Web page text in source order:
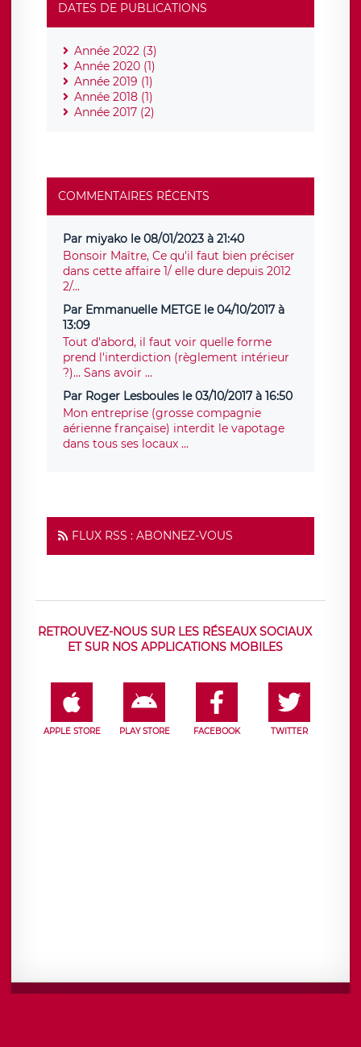
DATES DE PUBLICATIONS
Année 2022 (3)
Année 2020 (1)
Année 2019 (1)
Année 2018 (1)
Année 2017 (2)
COMMENTAIRES RÉCENTS
Par miyako le 08/01/2023 à 21:40
Bonsoir Maître, Ce qu'il faut bien préciser
dans cette affaire 1/ elle dure depuis 2012
2/...
Par Emmanuelle METGE le 04/10/2017 à
13:09
Tout d'abord, il faut voir quelle forme
prend l'interdiction (règlement intérieur
?)... Sans avoir ...
Par Roger Lesboules le 03/10/2017 à 16:50
Mon entreprise (grosse compagnie
aérienne française) interdit le vapotage
dans tous ses locaux ...
FLUX RSS : ABONNEZ-VOUS
RETROUVEZ-NOUS SUR LES RÉSEAUX SOCIAUX
ET SUR NOS APPLICATIONS MOBILES
APPLE STORE PLAY STORE FACEBOOK TWITTER